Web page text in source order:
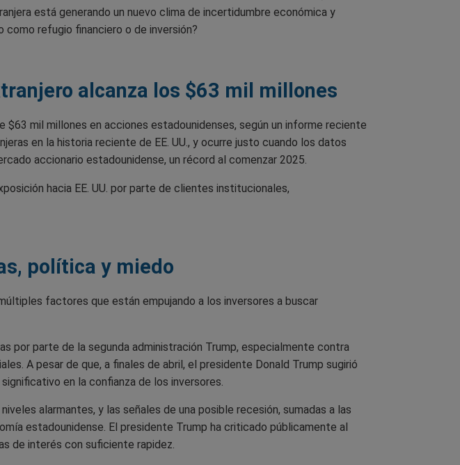
está generando un nuevo clima de incertidumbre económica y
refugio financiero o de inversión?
alcanza los $63 mil millones
mil millones en acciones estadounidenses, según un informe reciente
en la historia reciente de EE. UU., y ocurre justo cuando los datos
accionario estadounidense, un récord al comenzar 2025.
hacia EE. UU. por parte de clientes institucionales,
política y miedo
factores que están empujando a los inversores a buscar
por parte de la segunda administración Trump, especialmente contra
A pesar de que, a finales de abril, el presidente Donald Trump sugirió
en la confianza de los inversores.
alarmantes, y las señales de una posible recesión, sumadas a las
estadounidense. El presidente Trump ha criticado públicamente al
de interés con suficiente rapidez.